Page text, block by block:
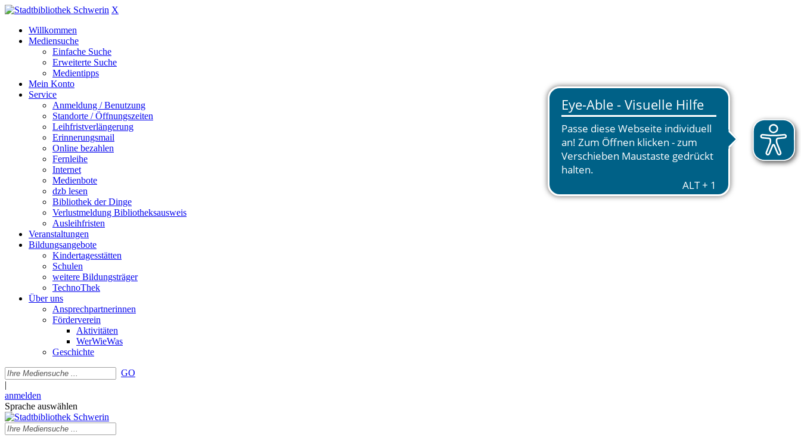
X
Willkommen
Mediensuche
Einfache Suche
Erweiterte Suche
Medientipps
Mein Konto
Service
Anmeldung / Benutzung
Standorte / Öffnungszeiten
Leihfristverlängerung
Erinnerungsmail
Online bezahlen
Fernleihe
Internet
Medienbote
dzb lesen
Bibliothek der Dinge
Verlustmeldung Bibliotheksausweis
Ausleihfristen
Veranstaltungen
Bildungsangebote
Kindertagesstätten
Schulen
weitere Bildungsträger
TechnoThek
Über uns
Ansprechpartnerinnen
Förderverein
Aktivitäten
WerWieWas
Geschichte
GO
|
anmelden
Sprache auswählen